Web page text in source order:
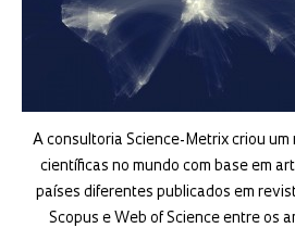
A consultoria Science-Metrix criou um
científicas no mundo com base em
países diferentes publicados em
Scopus e Web of Science entre os